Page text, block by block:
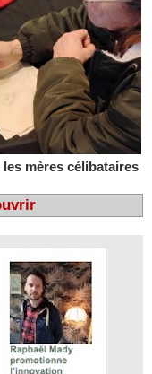
mères célibataires